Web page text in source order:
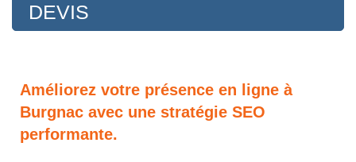
DEVIS
Améliorez votre présence en ligne à
Burgnac avec une stratégie SEO
performante.